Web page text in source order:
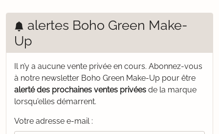
alertes Boho Green Make-
Up
Il n’y a aucune vente privée en cours. Abonnez-vous
à notre newsletter Boho Green Make-Up pour être
alerté des prochaines ventes privées de la marque
lorsqu’elles démarrent.
Votre adresse e-mail :